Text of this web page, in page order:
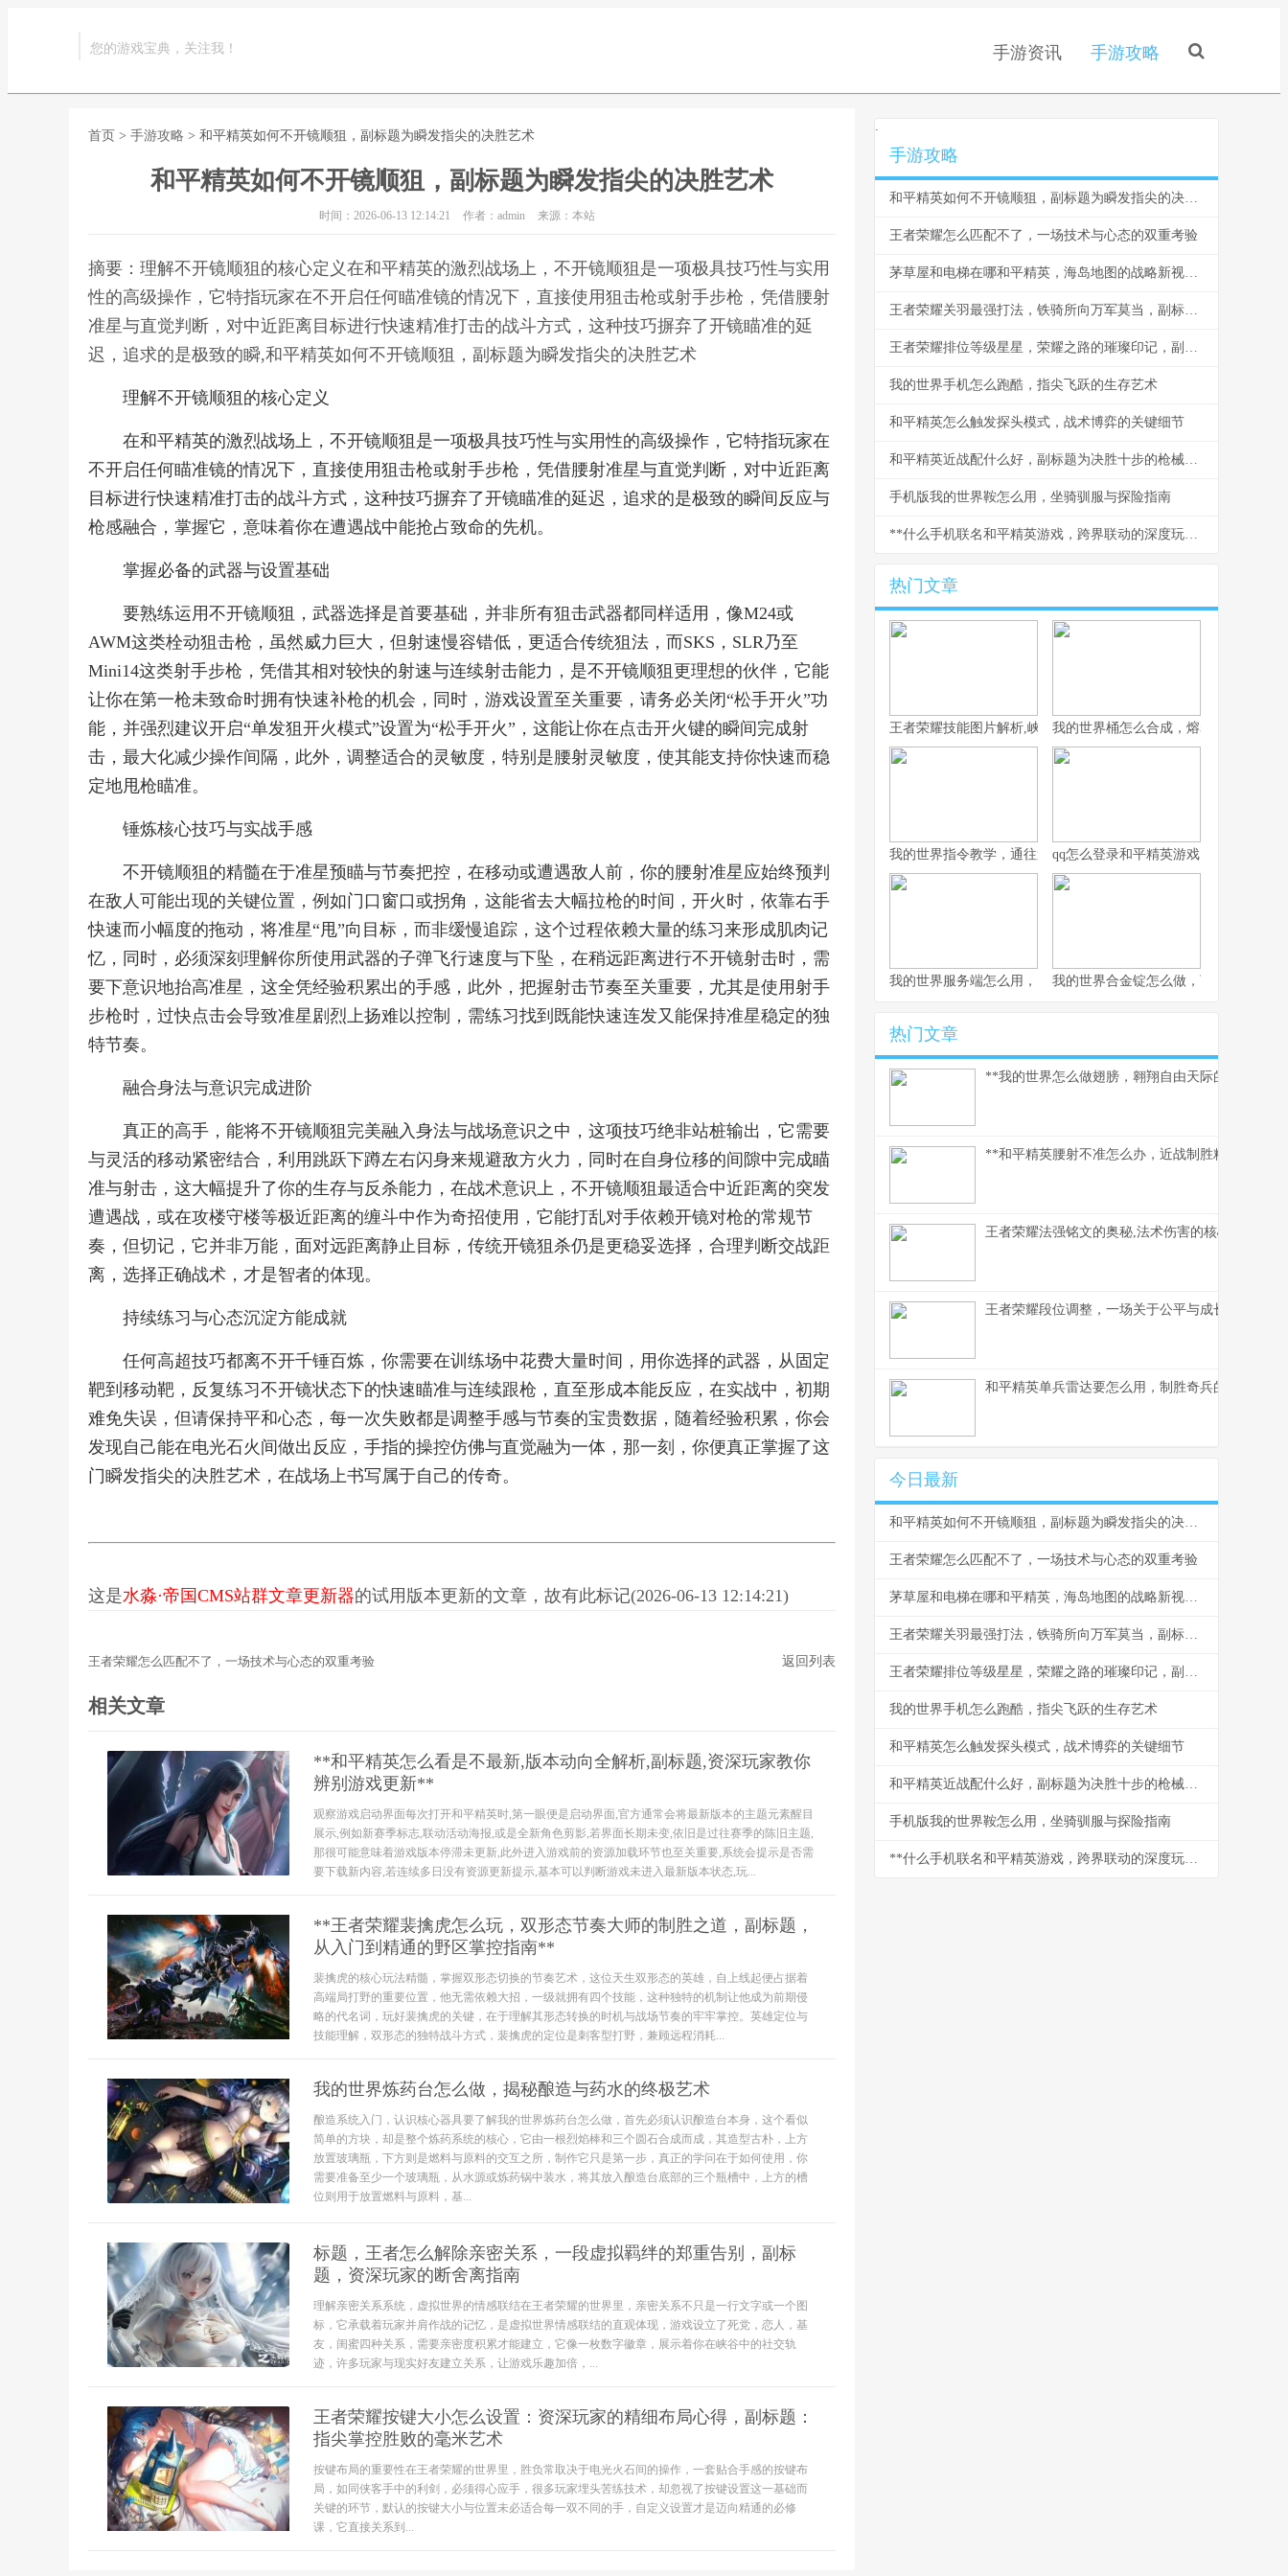
您的游戏宝典，关注我！ 手游资讯 手游攻略
首页 > 手游攻略 > 和平精英如何不开镜顺狙，副标题为瞬发指尖的决胜艺术
和平精英如何不开镜顺狙，副标题为瞬发指尖的决胜艺术
时间：2026-06-13 12:14:21 作者：admin 来源：本站
摘要：理解不开镜顺狙的核心定义在和平精英的激烈战场上，不开镜顺狙是一项极具技巧性与实用
性的高级操作，它特指玩家在不开启任何瞄准镜的情况下，直接使用狙击枪或射手步枪，凭借腰射
准星与直觉判断，对中近距离目标进行快速精准打击的战斗方式，这种技巧摒弃了开镜瞄准的延
迟，追求的是极致的瞬,和平精英如何不开镜顺狙，副标题为瞬发指尖的决胜艺术
理解不开镜顺狙的核心定义
在和平精英的激烈战场上，不开镜顺狙是一项极具技巧性与实用性的高级操作，它特指玩家在
不开启任何瞄准镜的情况下，直接使用狙击枪或射手步枪，凭借腰射准星与直觉判断，对中近距离
目标进行快速精准打击的战斗方式，这种技巧摒弃了开镜瞄准的延迟，追求的是极致的瞬间反应与
枪感融合，掌握它，意味着你在遭遇战中能抢占致命的先机。
掌握必备的武器与设置基础
要熟练运用不开镜顺狙，武器选择是首要基础，并非所有狙击武器都同样适用，像M24或
AWM这类栓动狙击枪，虽然威力巨大，但射速慢容错低，更适合传统狙法，而SKS，SLR乃至
Mini14这类射手步枪，凭借其相对较快的射速与连续射击能力，是不开镜顺狙更理想的伙伴，它能
让你在第一枪未致命时拥有快速补枪的机会，同时，游戏设置至关重要，请务必关闭“松手开火”功
能，并强烈建议开启“单发狙开火模式”设置为“松手开火”，这能让你在点击开火键的瞬间完成射
击，最大化减少操作间隔，此外，调整适合的灵敏度，特别是腰射灵敏度，使其能支持你快速而稳
定地甩枪瞄准。
锤炼核心技巧与实战手感
不开镜顺狙的精髓在于准星预瞄与节奏把控，在移动或遭遇敌人前，你的腰射准星应始终预判
在敌人可能出现的关键位置，例如门口窗口或拐角，这能省去大幅拉枪的时间，开火时，依靠右手
快速而小幅度的拖动，将准星“甩”向目标，而非缓慢追踪，这个过程依赖大量的练习来形成肌肉记
忆，同时，必须深刻理解你所使用武器的子弹飞行速度与下坠，在稍远距离进行不开镜射击时，需
要下意识地抬高准星，这全凭经验积累出的手感，此外，把握射击节奏至关重要，尤其是使用射手
步枪时，过快点击会导致准星剧烈上扬难以控制，需练习找到既能快速连发又能保持准星稳定的独
特节奏。
融合身法与意识完成进阶
真正的高手，能将不开镜顺狙完美融入身法与战场意识之中，这项技巧绝非站桩输出，它需要
与灵活的移动紧密结合，利用跳跃下蹲左右闪身来规避敌方火力，同时在自身位移的间隙中完成瞄
准与射击，这大幅提升了你的生存与反杀能力，在战术意识上，不开镜顺狙最适合中近距离的突发
遭遇战，或在攻楼守楼等极近距离的缠斗中作为奇招使用，它能打乱对手依赖开镜对枪的常规节
奏，但切记，它并非万能，面对远距离静止目标，传统开镜狙杀仍是更稳妥选择，合理判断交战距
离，选择正确战术，才是智者的体现。
持续练习与心态沉淀方能成就
任何高超技巧都离不开千锤百炼，你需要在训练场中花费大量时间，用你选择的武器，从固定
靶到移动靶，反复练习不开镜状态下的快速瞄准与连续跟枪，直至形成本能反应，在实战中，初期
难免失误，但请保持平和心态，每一次失败都是调整手感与节奏的宝贵数据，随着经验积累，你会
发现自己能在电光石火间做出反应，手指的操控仿佛与直觉融为一体，那一刻，你便真正掌握了这
门瞬发指尖的决胜艺术，在战场上书写属于自己的传奇。
这是水淼·帝国CMS站群文章更新器的试用版本更新的文章，故有此标记(2026-06-13 12:14:21)
王者荣耀怎么匹配不了，一场技术与心态的双重考验 返回列表
相关文章
**和平精英怎么看是不最新,版本动向全解析,副标题,资深玩家教你
辨别游戏更新**
观察游戏启动界面每次打开和平精英时,第一眼便是启动界面,官方通常会将最新版本的主题元素醒目
展示,例如新赛季标志,联动活动海报,或是全新角色剪影,若界面长期未变,依旧是过往赛季的陈旧主题,
那很可能意味着游戏版本停滞未更新,此外进入游戏前的资源加载环节也至关重要,系统会提示是否需
要下载新内容,若连续多日没有资源更新提示,基本可以判断游戏未进入最新版本状态,玩...
**王者荣耀裴擒虎怎么玩，双形态节奏大师的制胜之道，副标题，
从入门到精通的野区掌控指南**
裴擒虎的核心玩法精髓，掌握双形态切换的节奏艺术，这位天生双形态的英雄，自上线起便占据着
高端局打野的重要位置，他无需依赖大招，一级就拥有四个技能，这种独特的机制让他成为前期侵
略的代名词，玩好裴擒虎的关键，在于理解其形态转换的时机与战场节奏的牢牢掌控。英雄定位与
技能理解，双形态的独特战斗方式，裴擒虎的定位是刺客型打野，兼顾远程消耗...
我的世界炼药台怎么做，揭秘酿造与药水的终极艺术
酿造系统入门，认识核心器具要了解我的世界炼药台怎么做，首先必须认识酿造台本身，这个看似
简单的方块，却是整个炼药系统的核心，它由一根烈焰棒和三个圆石合成而成，其造型古朴，上方
放置玻璃瓶，下方则是燃料与原料的交互之所，制作它只是第一步，真正的学问在于如何使用，你
需要准备至少一个玻璃瓶，从水源或炼药锅中装水，将其放入酿造台底部的三个瓶槽中，上方的槽
位则用于放置燃料与原料，基...
标题，王者怎么解除亲密关系，一段虚拟羁绊的郑重告别，副标
题，资深玩家的断舍离指南
理解亲密关系系统，虚拟世界的情感联结在王者荣耀的世界里，亲密关系不只是一行文字或一个图
标，它承载着玩家并肩作战的记忆，是虚拟世界情感联结的直观体现，游戏设立了死党，恋人，基
友，闺蜜四种关系，需要亲密度积累才能建立，它像一枚数字徽章，展示着你在峡谷中的社交轨
迹，许多玩家与现实好友建立关系，让游戏乐趣加倍，...
王者荣耀按键大小怎么设置：资深玩家的精细布局心得，副标题：
指尖掌控胜败的毫米艺术
按键布局的重要性在王者荣耀的世界里，胜负常取决于电光火石间的操作，一套贴合手感的按键布
局，如同侠客手中的利剑，必须得心应手，很多玩家埋头苦练技术，却忽视了按键设置这一基础而
关键的环节，默认的按键大小与位置未必适合每一双不同的手，自定义设置才是迈向精通的必修
课，它直接关系到...
.
手游攻略
和平精英如何不开镜顺狙，副标题为瞬发指尖的决胜艺术
王者荣耀怎么匹配不了，一场技术与心态的双重考验
茅草屋和电梯在哪和平精英，海岛地图的战略新视角，副标题，从隐蔽据点至垂直奇袭的战术革新
王者荣耀关羽最强打法，铁骑所向万军莫当，副标题，横刀跃马掌控峡谷节奏的艺术
王者荣耀排位等级星星，荣耀之路的璀璨印记，副标题，每一颗星都是战斗的勋章
我的世界手机怎么跑酷，指尖飞跃的生存艺术
和平精英怎么触发探头模式，战术博弈的关键细节
和平精英近战配什么好，副标题为决胜十步的枪械与战术搭配心得
手机版我的世界鞍怎么用，坐骑驯服与探险指南
**什么手机联名和平精英游戏，跨界联动的深度玩家解析**
热门文章
王者荣耀技能图片解析,峡谷战场的视觉密码我的世界桶怎么合成，熔岩水与奶的奥
我的世界指令教学，通往造物主的钥匙，资深玩家的终极指南
qq怎么登录和平精英游戏，一位资深
我的世界服务端怎么用，资深玩家实践指南我的世界合金锭怎么做，下界合金装备
热门文章
**我的世界怎么做翅膀，翱翔自由天际的必备指南
**和平精英腰射不准怎么办，近战制胜精准度提升
王者荣耀法强铭文的奥秘,法术伤害的核心基石
王者荣耀段位调整，一场关于公平与成长的博弈
和平精英单兵雷达要怎么用，制胜奇兵的信号艺术
今日最新
和平精英如何不开镜顺狙，副标题为瞬发指尖的决胜艺术
王者荣耀怎么匹配不了，一场技术与心态的双重考验
茅草屋和电梯在哪和平精英，海岛地图的战略新视角，副标题，从隐蔽据点至垂直奇袭的战术革新
王者荣耀关羽最强打法，铁骑所向万军莫当，副标题，横刀跃马掌控峡谷节奏的艺术
王者荣耀排位等级星星，荣耀之路的璀璨印记，副标题，每一颗星都是战斗的勋章
我的世界手机怎么跑酷，指尖飞跃的生存艺术
和平精英怎么触发探头模式，战术博弈的关键细节
和平精英近战配什么好，副标题为决胜十步的枪械与战术搭配心得
手机版我的世界鞍怎么用，坐骑驯服与探险指南
**什么手机联名和平精英游戏，跨界联动的深度玩家解析**